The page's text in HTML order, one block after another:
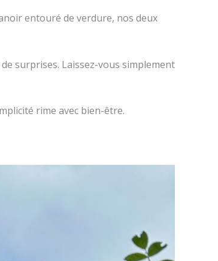
entouré de verdure, nos deux
surprises. Laissez-vous simplement
rime avec bien-être.